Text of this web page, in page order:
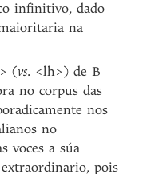
infinitivo, dado
na
(vs. <lh>) de B
no corpus das
nos
no
voces a súa
pois